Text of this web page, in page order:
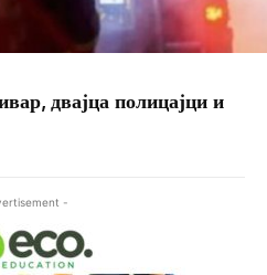
двајца полицајци и
-